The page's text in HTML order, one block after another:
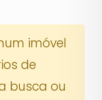
imóvel
de
busca ou